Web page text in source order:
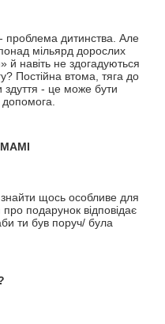
дитинства. Але
мільярд дорослих
й навіть не здогадуються
Постійна втома, тяга до
здуття - це може бути
знайти щось особливе для
подарунок відповідає
ти був поруч/ була